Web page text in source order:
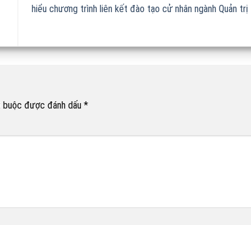
hiểu chương trình liên kết đào tạo cử nhân ngành Quản trị
được đánh dấu *